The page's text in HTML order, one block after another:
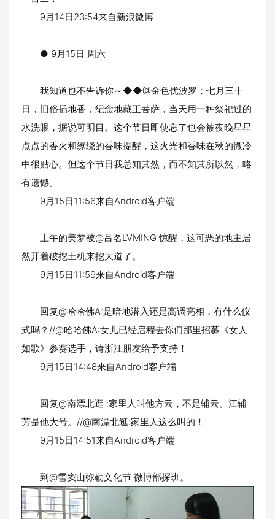
9月14日23:54来自新浪微博
● 9月15日 周六
我知道也不告诉你～◆◆@金色优波罗：七月三十
日，旧俗插地香，纪念地藏王菩萨，当天用一种祭祀过的
水洗眼，据说可明目。这个节日即使忘了也会被夜晚星星
点点的香火和缭绕的香味提醒，这火光和香味在秋的微冷
中很贴心。但这个节日我总知其然，而不知其所以然，略
有遗憾。
9月15日11:56来自Android客户端
上午的美梦被@吕名LVMING 惊醒，这可恶的地主居
然开着破挖土机来挖大道了。
9月15日11:59来自Android客户端
回复@哈哈佛A:是暗地潜入还是高调亮相，有什么仪
式吗？//@哈哈佛A:女儿已经启程去你们那里招募《女人
如歌》参赛选手，请浙江朋友给予支持！
9月15日14:48来自Android客户端
回复@南漂北逛 :家里人叫他方云，不是辅云。江辅
芳是他大号。//@南漂北逛:家里人这么叫的！
9月15日14:51来自Android客户端
到@雪窦山弥勒文化节 微博部探班。